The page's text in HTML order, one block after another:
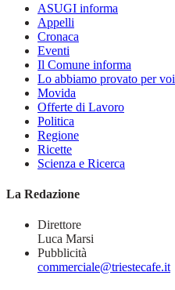
ASUGI informa
Appelli
Cronaca
Eventi
Il Comune informa
Lo abbiamo provato per voi
Movida
Offerte di Lavoro
Politica
Regione
Ricette
Scienza e Ricerca
La Redazione
Direttore
Luca Marsi
Pubblicità
commerciale@triestecafe.it